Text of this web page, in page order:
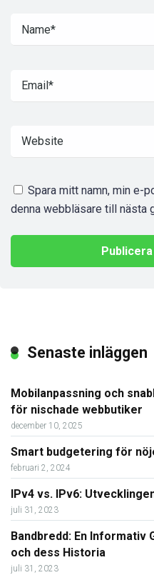
Spara mitt namn, min e-
denna webbläsare till nästa
Senaste inläggen
Mobilanpassning och
för nischade webbutiker
december 10, 2025
Smart budgetering för
februari 2, 2024
IPv4 vs. IPv6:
juli 31, 2023
Bandbredd: En
och dess Historia
juli 31, 2023